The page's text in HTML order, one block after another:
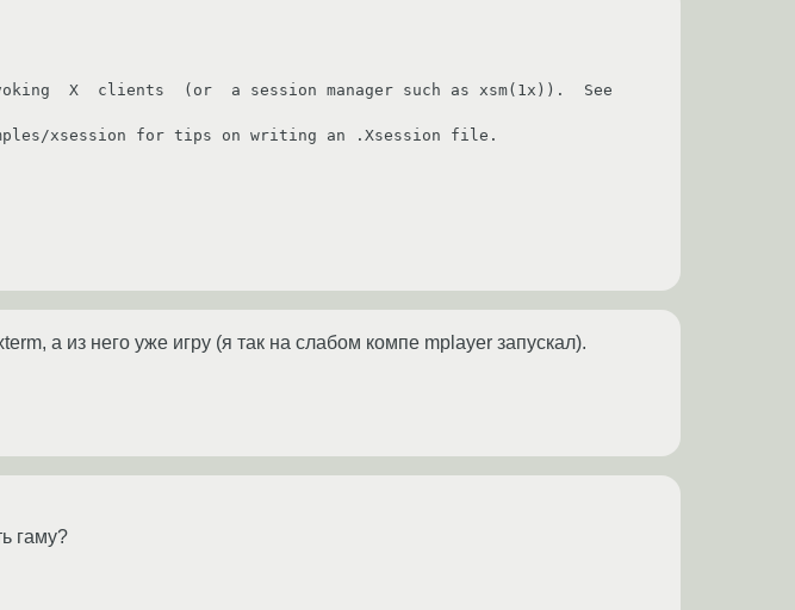
а из него уже игру (я так на слабом компе mplayer запускал).
гаму?